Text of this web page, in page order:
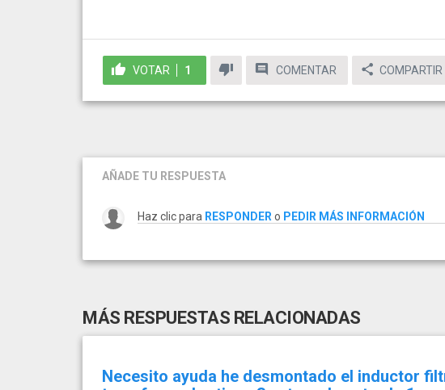
VOTAR 1 COMENTAR COMPARTIR
AÑADE TU RESPUESTA
Haz clic para RESPONDER o PEDIR MÁS INFORMACIÓN
MÁS RESPUESTAS RELACIONADAS
Necesito ayuda he desmontado el inductor